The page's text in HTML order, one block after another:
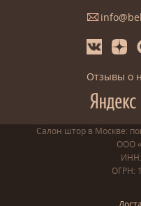
Отзывы о
Салон штор в Москве:
ООО
ИНН:
ОГРН: